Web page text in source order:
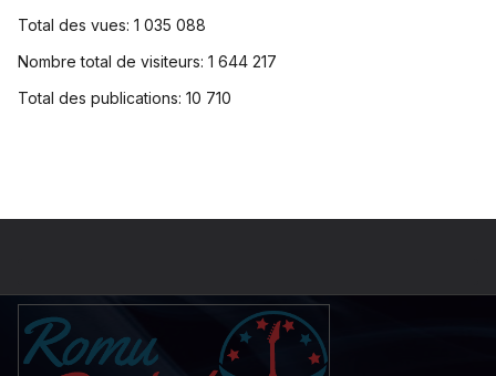
Total des vues: 1 035 088
Nombre total de visiteurs: 1 644 217
Total des publications: 10 710